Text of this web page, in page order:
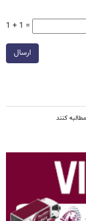
1 + 1 =
ارسال
کنند